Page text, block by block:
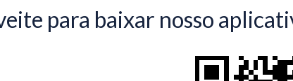
para baixar nosso